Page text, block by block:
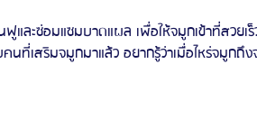
ฟูและซ่อมแซมบาดแผล เพื่อให้จมูกเข้าที่สว
นที่เสริมจมูกมาแล้ว อยากรู้ว่าเมื่อไหร่จมูกถึ